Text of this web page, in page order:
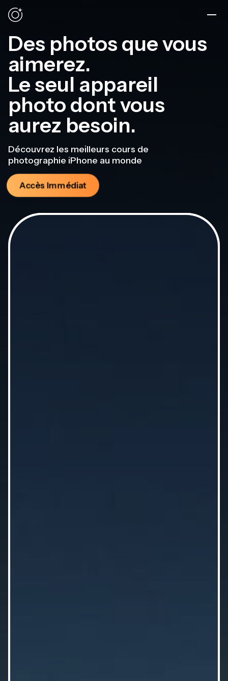
Des photos que vous
aimerez.
Le seul appareil
photo dont vous
aurez besoin.
Découvrez les meilleurs cours de
photographie iPhone au monde
Accès Immédiat